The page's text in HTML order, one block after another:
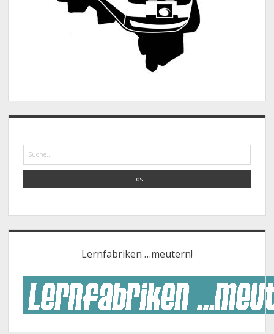
Suche
Lernfabriken …meutern!